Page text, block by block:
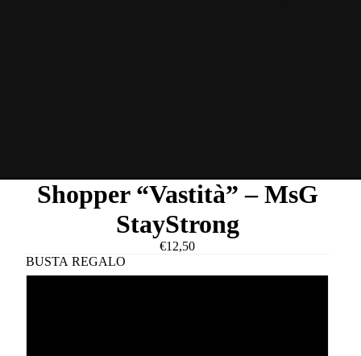
Shopper “Vastità” – MsG
StayStrong
€12,50
BUSTA REGALO